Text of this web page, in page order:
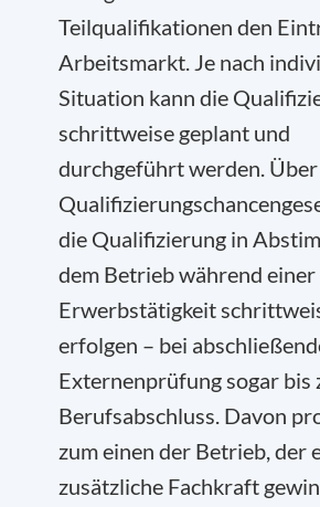
Teilqualifikationen den
Arbeitsmarkt. Je nach
Situation kann die
schrittweise geplant und
durchgeführt werden. Über
die Qualifizierung in
dem Betrieb während einer
Erwerbstätigkeit
erfolgen – bei
Externenprüfung sogar bis
Berufsabschluss. Davon
zum einen der Betrieb, der
zusätzliche Fachkraft